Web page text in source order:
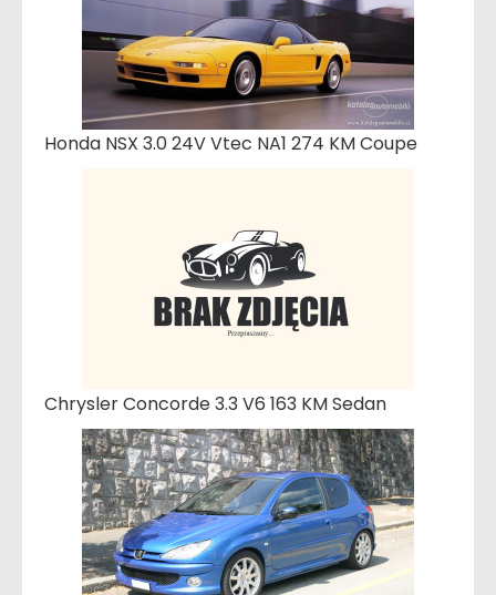
Honda NSX 3.0 24V Vtec NA1 274 KM Coupe
Chrysler Concorde 3.3 V6 163 KM Sedan